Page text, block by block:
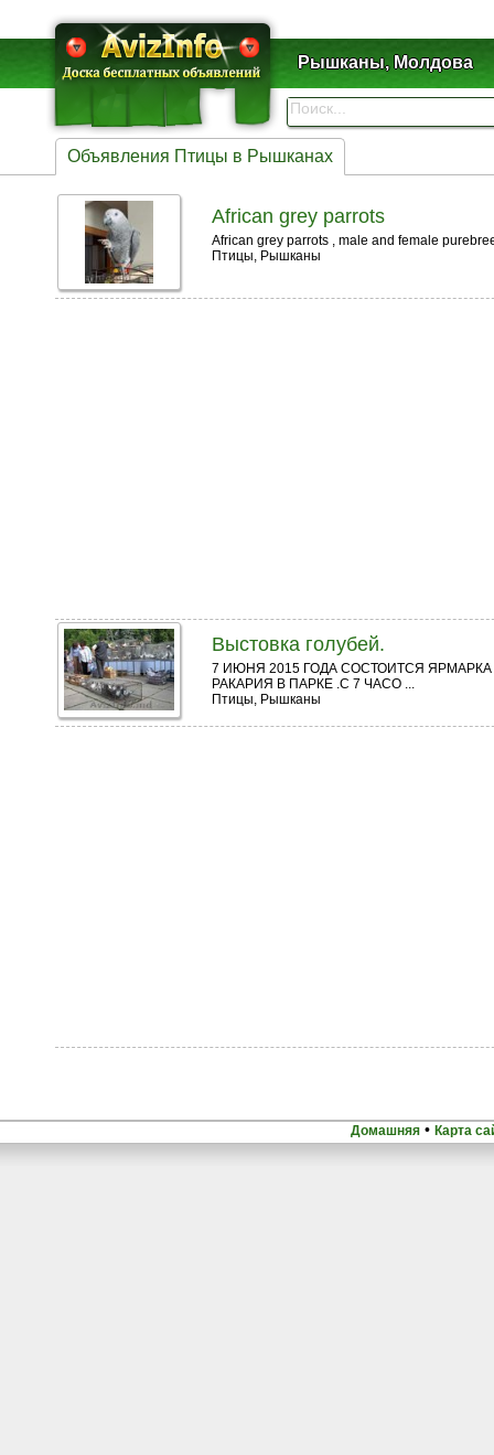
Рышканы, Молдова
Объявления Птицы в Рышканах
African grey parrots
African grey parrots , male and female
Птицы, Рышканы
Выстовка голубей.
7 ИЮНЯ 2015 ГОДА СОСТОИТСЯ
РАКАРИЯ В ПАРКЕ .С 7 ЧАСО ...
Птицы, Рышканы
Домашняя • Карта